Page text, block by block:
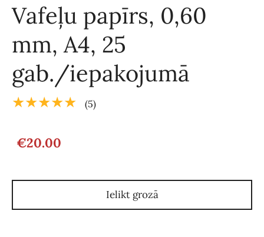
Vafeļu papīrs, 0,60
mm, A4, 25
gab./iepakojumā
★★★★★ (5)
€20.00
Ielikt grozā